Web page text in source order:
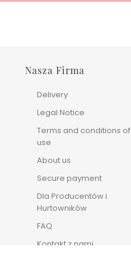
Nasza Firma
Delivery
Legal Notice
Terms and conditions of
use
About us
Secure payment
Dla Producentów i
Hurtowników
FAQ
Kontakt z nami